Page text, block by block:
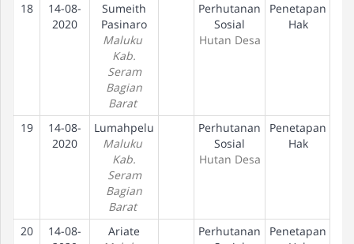
18
14-08-
2020
Sumeith
Pasinaro
Maluku
Kab.
Seram
Bagian
Barat
Perhutanan
Sosial
Hutan Desa
Penetapan
Hak
19
14-08-
2020
Lumahpelu
Maluku
Kab.
Seram
Bagian
Barat
Perhutanan
Sosial
Hutan Desa
Penetapan
Hak
20
14-08-
Ariate
Perhutanan
Penetapan